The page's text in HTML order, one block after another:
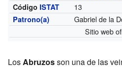
Código ISTAT 13
Patrono(a)
Gabriel de la
Sitio web
LosAbruzosson una de las